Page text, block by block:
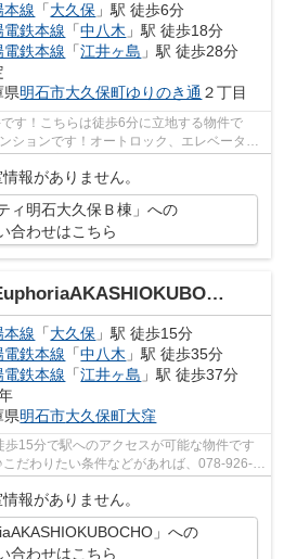
本線 「大久保 」駅 徒歩6分
電鉄本線 「中八木 」駅 徒歩18分
電鉄本線 「江井ヶ島 」駅 徒歩28分
県明石市大久保町ゆりのき通 ２丁目
す！こちらは徒歩6分に立地する物件で
ションです！オートロック、エレベーター
西明石店...
報がありません。
ィ明石大久保Ｂ棟」への
合わせはこちら
本線 「大久保 」駅 徒歩15分
電鉄本線 「中八木 」駅 徒歩35分
電鉄本線 「江井ヶ島 」駅 徒歩37分
県明石市大久保町大窪
15分で駅へのアクセスが可能な物件です
だわりたい条件などがあれば、078-926-
報がありません。
」への
合わせはこちら